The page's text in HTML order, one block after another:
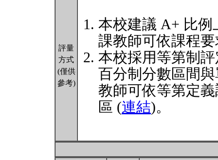
評量
方式
(僅供
參考)
本校建議 A+ 比例
課教師可依課程
本校採用等第制
百分制分數區間
教師可依等第定
區 (連結)。